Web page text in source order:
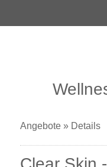
Angebote » Details